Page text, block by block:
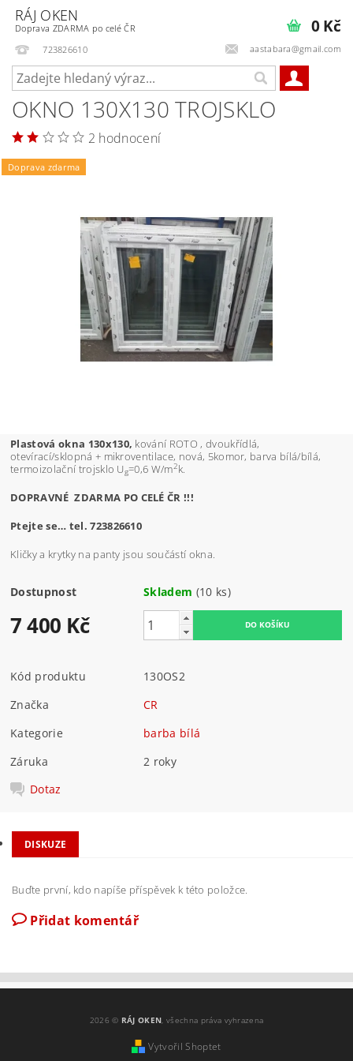
RÁJ OKEN
Doprava ZDARMA po celé ČR
723826610
aastabara@gmail.com
0 Kč
OKNO 130X130 TROJSKLO
2 hodnocení
Doprava zdarma
Plastová okna 130x130, kování ROTO , dvoukřídlá,
otevírací/sklopná + mikroventilace, nová, 5komor, barva bílá/bílá,
termoizolační trojsklo Ug=0,6 W/m2k.
DOPRAVNÉ ZDARMA PO CELÉ ČR !!!
Ptejte se… tel. 723826610
Kličky a krytky na panty jsou součástí okna.
Dostupnost Skladem (10 ks)
7 400 Kč
Kód produktu
130OS2
Značka
CR
Kategorie
barba bílá
Záruka
2 roky
Dotaz
DISKUZE
Buďte první, kdo napíše příspěvek k této položce.
Přidat komentář
2026 © RÁJ OKEN , všechna práva vyhrazena
Vytvořil Shoptet